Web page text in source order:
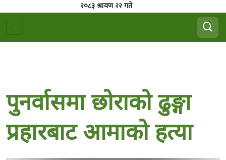
२०८३ श्रावण २२ गते
पुनर्वासमा छोराको ढुङ्गा
प्रहारबाट आमाको हत्या